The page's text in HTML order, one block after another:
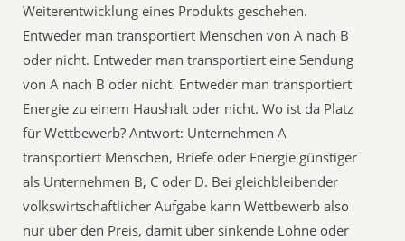
Weiterentwicklung eines Produkts geschehen.
Entweder man transportiert Menschen von A nach B
oder nicht. Entweder man transportiert eine Sendung
von A nach B oder nicht. Entweder man transportiert
Energie zu einem Haushalt oder nicht. Wo ist da Platz
für Wettbewerb? Antwort: Unternehmen A
transportiert Menschen, Briefe oder Energie günstiger
als Unternehmen B, C oder D. Bei gleichbleibender
volkswirtschaftlicher Aufgabe kann Wettbewerb also
nur über den Preis, damit über sinkende Löhne oder